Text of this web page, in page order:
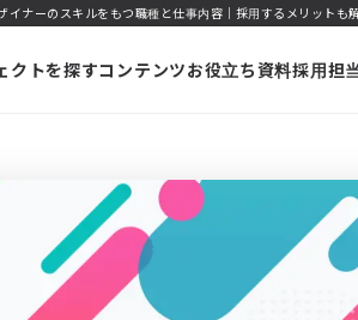
イナーのスキルをもつ職種と仕事内容｜採用するメリットも
クトを探すコンテンツお役立ち資料採用担